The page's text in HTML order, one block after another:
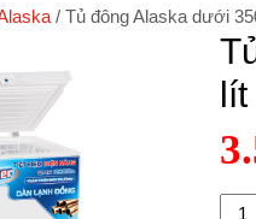
/ Tủ đông Alaska dưới
Tủ